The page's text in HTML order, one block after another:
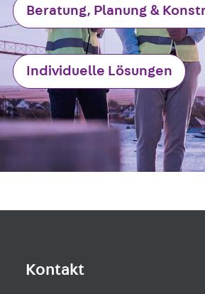
Karriere
Beratung, Planung &
Individuelle Lösungen
Kontakt